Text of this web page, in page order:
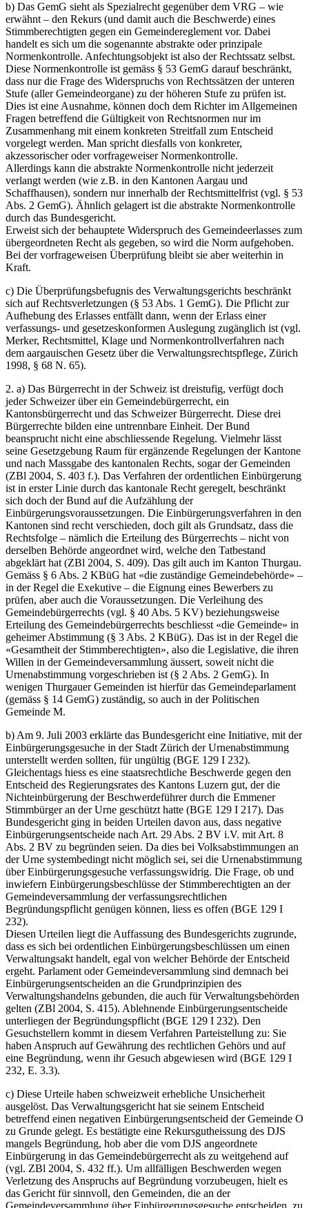
b) Das GemG sieht als Spezialrecht gegenüber dem VRG – wie
erwähnt – den Rekurs (und damit auch die Beschwerde) eines
Stimmberechtigten gegen ein Gemeindereglement vor. Dabei
handelt es sich um die sogenannte abstrakte oder prinzipale
Normenkontrolle. Anfechtungsobjekt ist also der Rechtssatz selbst.
Diese Normenkontrolle ist gemäss § 53 GemG darauf beschränkt,
dass nur die Frage des Widerspruchs von Rechtssätzen der unteren
Stufe (aller Gemeindeorgane) zu der höheren Stufe zu prüfen ist.
Dies ist eine Ausnahme, können doch dem Richter im Allgemeinen
Fragen betreffend die Gültigkeit von Rechtsnormen nur im
Zusammenhang mit einem konkreten Streitfall zum Entscheid
vorgelegt werden. Man spricht diesfalls von konkreter,
akzessorischer oder vorfrageweiser Normenkontrolle.
Allerdings kann die abstrakte Normenkontrolle nicht jederzeit
verlangt werden (wie z.B. in den Kantonen Aargau und
Schaffhausen), sondern nur innerhalb der Rechtsmittelfrist (vgl. § 53
Abs. 2 GemG). Ähnlich gelagert ist die abstrakte Normenkontrolle
durch das Bundesgericht.
Erweist sich der behauptete Widerspruch des Gemeindeerlasses zum
übergeordneten Recht als gegeben, so wird die Norm aufgehoben.
Bei der vorfrageweisen Überprüfung bleibt sie aber weiterhin in
Kraft.
c) Die Überprüfungsbefugnis des Verwaltungsgerichts beschränkt
sich auf Rechtsverletzungen (§ 53 Abs. 1 GemG). Die Pflicht zur
Aufhebung des Erlasses entfällt dann, wenn der Erlass einer
verfassungs- und gesetzeskonformen Auslegung zugänglich ist (vgl.
Merker, Rechtsmittel, Klage und Normenkontrollverfahren nach
dem aargauischen Gesetz über die Verwaltungsrechtspflege, Zürich
1998, § 68 N. 65).
2. a) Das Bürgerrecht in der Schweiz ist dreistufig, verfügt doch
jeder Schweizer über ein Gemeindebürgerrecht, ein
Kantonsbürgerrecht und das Schweizer Bürgerrecht. Diese drei
Bürgerrechte bilden eine untrennbare Einheit. Der Bund
beansprucht nicht eine abschliessende Regelung. Vielmehr lässt
seine Gesetzgebung Raum für ergänzende Regelungen der Kantone
und nach Massgabe des kantonalen Rechts, sogar der Gemeinden
(ZBl 2004, S. 403 f.). Das Verfahren der ordentlichen Einbürgerung
ist in erster Linie durch das kantonale Recht geregelt, beschränkt
sich doch der Bund auf die Aufzählung der
Einbürgerungsvoraussetzungen. Die Einbürgerungsverfahren in den
Kantonen sind recht verschieden, doch gilt als Grundsatz, dass die
Rechtsfolge – nämlich die Erteilung des Bürgerrechts – nicht von
derselben Behörde angeordnet wird, welche den Tatbestand
abgeklärt hat (ZBl 2004, S. 409). Das gilt auch im Kanton Thurgau.
Gemäss § 6 Abs. 2 KBüG hat «die zuständige Gemeindebehörde» –
in der Regel die Exekutive – die Eignung eines Bewerbers zu
prüfen, aber auch die Voraussetzungen. Die Verleihung des
Gemeindebürgerrechts (vgl. § 40 Abs. 5 KV) beziehungsweise
Erteilung des Gemeindebürgerrechts beschliesst «die Gemeinde» in
geheimer Abstimmung (§ 3 Abs. 2 KBüG). Das ist in der Regel die
«Gesamtheit der Stimmberechtigten», also die Legislative, die ihren
Willen in der Gemeindeversammlung äussert, soweit nicht die
Urnenabstimmung vorgeschrieben ist (§ 2 Abs. 2 GemG). In
wenigen Thurgauer Gemeinden ist hierfür das Gemeindeparlament
(gemäss § 14 GemG) zuständig, so auch in der Politischen
Gemeinde M.
b) Am 9. Juli 2003 erklärte das Bundesgericht eine Initiative, mit der
Einbürgerungsgesuche in der Stadt Zürich der Urnenabstimmung
unterstellt werden sollten, für ungültig (BGE 129 I 232).
Gleichentags hiess es eine staatsrechtliche Beschwerde gegen den
Entscheid des Regierungsrates des Kantons Luzern gut, der die
Nichteinbürgerung der Beschwerdeführer durch die Emmener
Stimmbürger an der Urne geschützt hatte (BGE 129 I 217). Das
Bundesgericht ging in beiden Urteilen davon aus, dass negative
Einbürgerungsentscheide nach Art. 29 Abs. 2 BV i.V. mit Art. 8
Abs. 2 BV zu begründen seien. Da dies bei Volksabstimmungen an
der Urne systembedingt nicht möglich sei, sei die Urnenabstimmung
über Einbürgerungsgesuche verfassungswidrig. Die Frage, ob und
inwiefern Einbürgerungsbeschlüsse der Stimmberechtigten an der
Gemeindeversammlung der verfassungsrechtlichen
Begründungspflicht genügen können, liess es offen (BGE 129 I
232).
Diesen Urteilen liegt die Auffassung des Bundesgerichts zugrunde,
dass es sich bei ordentlichen Einbürgerungsbeschlüssen um einen
Verwaltungsakt handelt, egal von welcher Behörde der Entscheid
ergeht. Parlament oder Gemeindeversammlung sind demnach bei
Einbürgerungsentscheiden an die Grundprinzipien des
Verwaltungshandelns gebunden, die auch für Verwaltungsbehörden
gelten (ZBl 2004, S. 415). Ablehnende Einbürgerungsentscheide
unterliegen der Begründungspflicht (BGE 129 I 232). Den
Gesuchstellern kommt in diesem Verfahren Parteistellung zu: Sie
haben Anspruch auf Gewährung des rechtlichen Gehörs und auf
eine Begründung, wenn ihr Gesuch abgewiesen wird (BGE 129 I
232, E. 3.3).
c) Diese Urteile haben schweizweit erhebliche Unsicherheit
ausgelöst. Das Verwaltungsgericht hat sie seinem Entscheid
betreffend einen negativen Einbürgerungsentscheid der Gemeinde O
zu Grunde gelegt. Es bestätigte eine Rekursgutheissung des DJS
mangels Begründung, hob aber die vom DJS angeordnete
Einbürgerung in das Gemeindebürgerrecht als zu weitgehend auf
(vgl. ZBl 2004, S. 432 ff.). Um allfälligen Beschwerden wegen
Verletzung des Anspruchs auf Begründung vorzubeugen, hielt es
das Gericht für sinnvoll, den Gemeinden, die an der
Gemeindeversammlung über Einbürgerungsgesuche entscheiden, zu